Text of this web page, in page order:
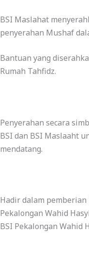
BSI Maslahat
penyerahan Mushaf
Bantuan yang
Rumah Tahfidz.
Penyerahan secara
BSI dan BSI Maslaaht
mendatang.
Hadir dalam pemberian
Pekalongan Wahid
BSI Pekalongan Wahid